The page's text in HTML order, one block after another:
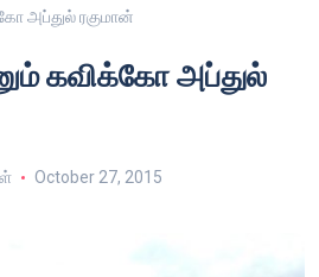
அப்துல் ரகுமான்
கவிக்கோ அப்துல்
October 27, 2015